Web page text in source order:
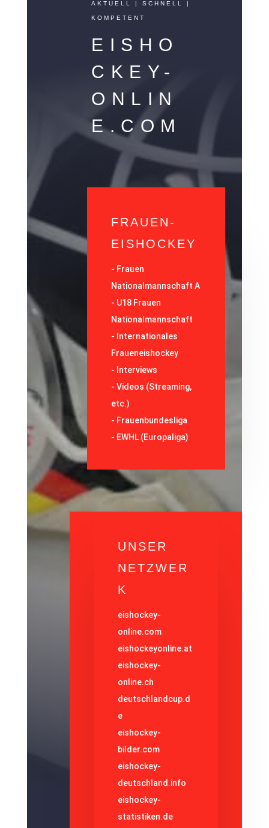
AKTUELL | SCHNELL |
KOMPETENT
EISHO
CKEY-
ONLIN
E.COM
FRAUEN-
EISHOCKEY
- Frauen
Nationalmannschaft A
- U18 Frauen
Nationalmannschaft
- Internationales
Fraueneishockey
- Interviews
-Videos (Streaming,
etc.)
- Frauenbundesliga
- EWHL (Europaliga)
UNSER
NETZWER
K
eishockey-
online.com
eishockeyonline.at
eishockey-
online.ch
deutschlandcup.d
e
eishockey-
bilder.com
eishockey-
deutschland.info
eishockey-
statistiken.de